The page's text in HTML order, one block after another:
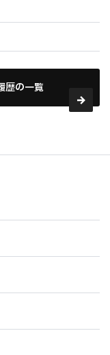
歴の一覧